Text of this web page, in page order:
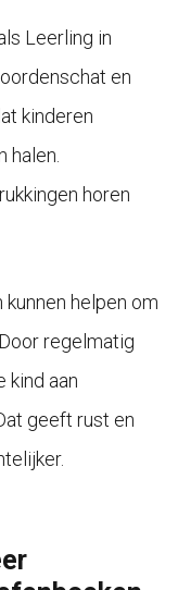
Leerling in
en
kinderen
halen.
horen
helpen om
regelmatig
kind aan
geeft rust en